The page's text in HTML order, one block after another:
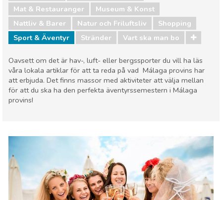
Mat & Restauranger
Museum & Konst
Nattliv & Barer
Natur och Friluftsliv
Shopping
Sport & Äventyr
Stränder Vart ska man bo
Oavsett om det är hav-, luft- eller bergssporter du vill ha läs
våra lokala artiklar för att ta reda på vad Málaga provins har
att erbjuda. Det finns massor med aktiviteter att välja mellan
för att du ska ha den perfekta äventyrssemestern i Málaga
provins!
Lokala evenemang
Mat & Restauranger
Museum & Konst
Nattliv & Barer
Natur och Friluftsliv
Shopping
Sport & Äventyr
Stränder Vart ska man bo